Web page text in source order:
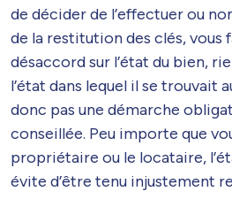
de décider de l’effectuer ou
de la restitution des clés, vous
désaccord sur l’état du bien,
l’état dans lequel il se trouvait
donc pas une démarche
conseillée. Peu importe que
propriétaire ou le locataire,
évite d’être tenu injustement